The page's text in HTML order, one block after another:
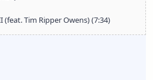
(feat. Tim Ripper Owens) (7:34)